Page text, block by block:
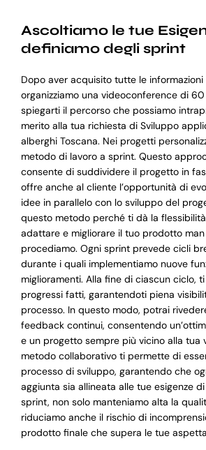
Ascoltiamo le tue
definiamo degli sprint
Dopo aver acquisito tutte le informazioni
organizziamo una videoconference di
spiegarti il percorso che possiamo
merito alla tua richiesta di Sviluppo
alberghi Toscana. Nei progetti
metodo di lavoro a sprint. Questo
consente di suddividere il progetto in
offre anche al cliente l’opportunità di
idee in parallelo con lo sviluppo del
questo metodo perché ti dà la
adattare e migliorare il tuo prodotto
procediamo. Ogni sprint prevede cicli
durante i quali implementiamo nuove
miglioramenti. Alla fine di ciascun ciclo,
progressi fatti, garantendoti piena
processo. In questo modo, potrai
feedback continui, consentendo
e un progetto sempre più vicino alla tua
metodo collaborativo ti permette di
processo di sviluppo, garantendo che
aggiunta sia allineata alle tue esigenze
sprint, non solo manteniamo alta la
riduciamo anche il rischio di
prodotto finale che supera le tue